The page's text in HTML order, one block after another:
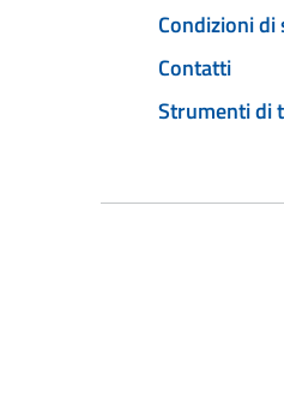
Condizioni di
Contatti
Strumenti di